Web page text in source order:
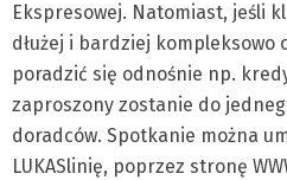
Ekspresowej. Natomiast, jeśli
dłużej i bardziej kompleksowo
poradzić się odnośnie np.
zaproszony zostanie do
doradców. Spotkanie można
LUKASlinię, poprzez stronę